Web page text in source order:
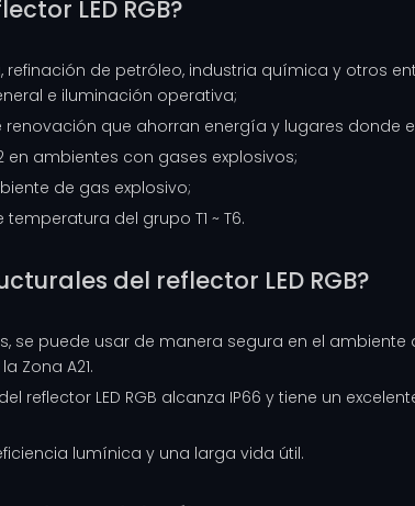
LED RGB?
refinación de petróleo, industria química y
e iluminación operativa;
renovación que ahorran energía y lugares
en ambientes con gases explosivos;
de gas explosivo;
del grupo T1 ~ T6.
del reflector LED RGB?
se puede usar de manera segura en el
Zona A21.
reflector LED RGB alcanza IP66 y tiene un
lumínica y una larga vida útil.